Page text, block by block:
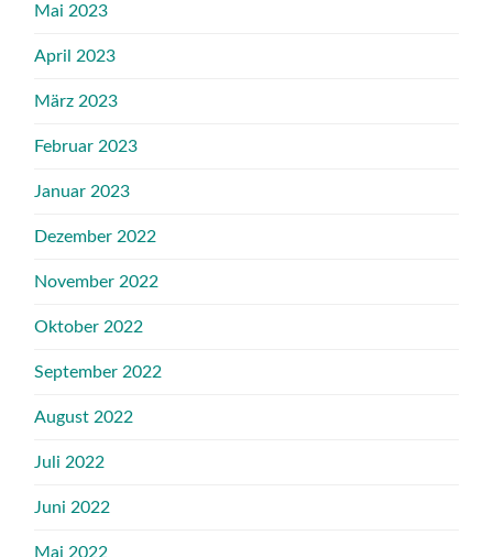
Mai 2023
April 2023
März 2023
Februar 2023
Januar 2023
Dezember 2022
November 2022
Oktober 2022
September 2022
August 2022
Juli 2022
Juni 2022
Mai 2022